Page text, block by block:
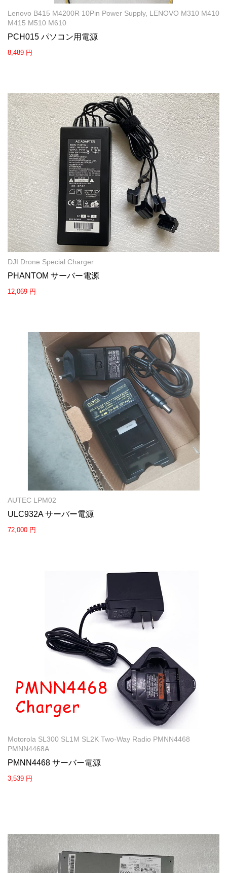
Lenovo B415 M4200R 10Pin Power Supply, LENOVO M310 M410
M415 M510 M610
PCH015 パソコン用電源
8,489 円
DJI Drone Special Charger
PHANTOM サーバー電源
12,069 円
AUTEC LPM02
ULC932A サーバー電源
72,000 円
Motorola SL300 SL1M SL2K Two-Way Radio PMNN4468
PMNN4468A
PMNN4468 サーバー電源
3,539 円